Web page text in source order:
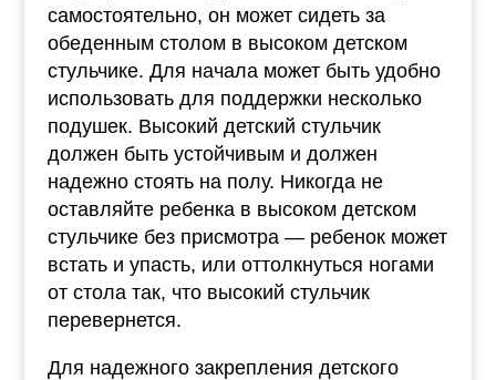
самостоятельно, он может сидеть за
обеденным столом в высоком детском
стульчике. Для начала может быть удобно
использовать для поддержки несколько
подушек. Высокий детский стульчик
должен быть устойчивым и должен
надежно стоять на полу. Никогда не
оставляйте ребенка в высоком детском
стульчике без присмотра — ребенок может
встать и упасть, или оттолкнуться ногами
от стола так, что высокий стульчик
перевернется.
Для надежного закрепления детского